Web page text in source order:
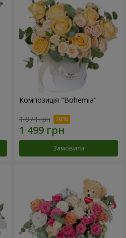
Композиція "Bohemia"
1 874 грн
Замовити